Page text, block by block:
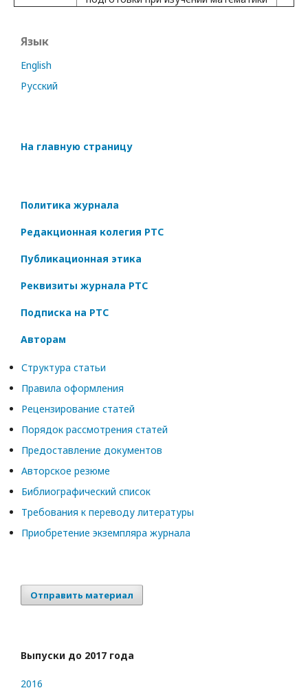
Язык
English
Русский
На главную страницу
Политика журнала
Редакционная колегия РТС
Публикационная этика
Реквизиты журнала РТС
Подписка на РТС
Авторам
Структура статьи
Правила оформления
Рецензирование статей
Порядок рассмотрения статей
Предоставление документов
Авторское резюме
Библиографический список
Требования к переводу литературы
Приобретение экземпляра журнала
Отправить материал
Выпуски до 2017 года
2016